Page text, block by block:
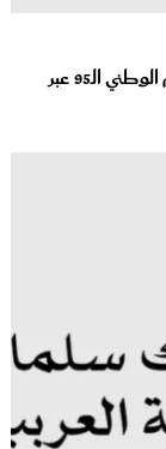
مجمع الملك سلمان للغة العربية يحتفي باليوم الوطني الـ95 عبر